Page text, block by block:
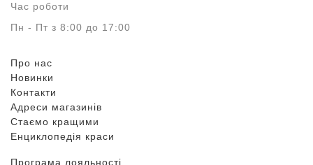
Час роботи
Пн - Пт з 8:00 до 17:00
Про нас
Новинки
Контакти
Адреси магазинів
Стаємо кращими
Енциклопедія краси
Програма лояльності